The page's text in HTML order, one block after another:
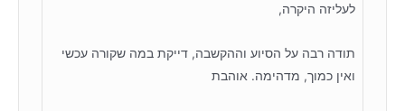
לעליזה היקרה,
תודה רבה על הסיוע וההקשבה, דייקת במה שקורה עכשי
ואין כמוך, מדהימה. אוהבת